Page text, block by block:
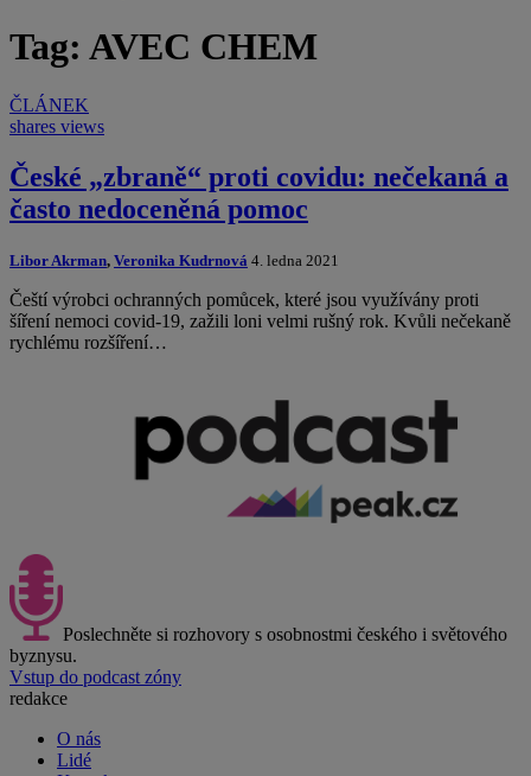
Tag: AVEC CHEM
ČLÁNEK
shares views
České „zbraně“ proti covidu: nečekaná a
často nedoceněná pomoc
Libor Akrman, Veronika Kudrnová 4. ledna 2021
Čeští výrobci ochranných pomůcek, které jsou využívány proti
šíření nemoci covid-19, zažili loni velmi rušný rok. Kvůli nečekaně
rychlému rozšíření…
Poslechněte si rozhovory s osobnostmi českého i světového
byznysu.
Vstup do podcast zóny
redakce
O nás
Lidé